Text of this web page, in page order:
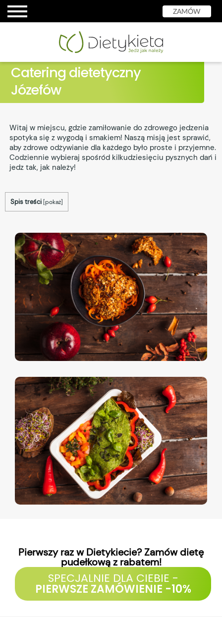
ZAMÓW
Catering dietetyczny
Józefów
Witaj w miejscu, gdzie zamiłowanie do zdrowego jedzenia
spotyka się z wygodą i smakiem! Naszą misją jest sprawić,
aby zdrowe odżywianie dla każdego było proste i przyjemne.
Codziennie wybieraj spośród kilkudziesięciu pysznych dań i
jedz tak, jak należy!
Spis treści [pokaż]
Pierwszy raz w Dietykiecie? Zamów dietę
pudełkową z rabatem!
SPECJALNIE DLA CIEBIE -
PIERWSZE ZAMÓWIENIE -10%